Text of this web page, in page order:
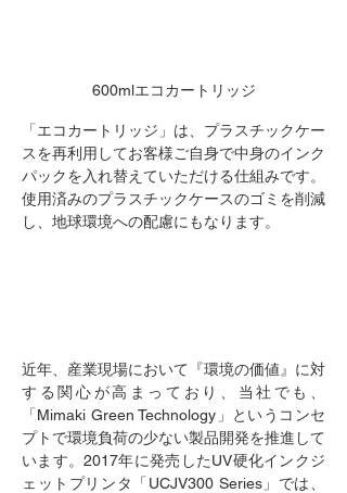
600mlエコカートリッジ
「エコカートリッジ」は、プラスチックケー
スを再利用してお客様ご自身で中身のインク
パックを入れ替えていただける仕組みです。
使用済みのプラスチックケースのゴミを削減
し、地球環境への配慮にもなります。
近年、産業現場において『環境の価値』に対
する関心が高まっており、当社でも、
「Mimaki Green Technology」というコンセ
プトで環境負荷の少ない製品開発を推進して
います。2017年に発売したUV硬化インクジ
ェットプリンタ「UCJV300 Series」では、